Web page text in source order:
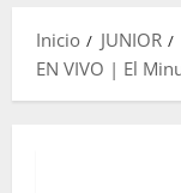
Inicio
JUNIOR
EN VIVO | El